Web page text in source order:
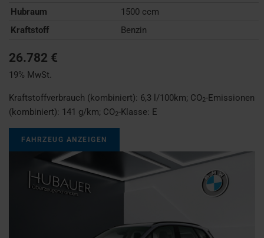
Hubraum
1500 ccm
Kraftstoff
Benzin
26.782 €
19% MwSt.
Kraftstoffverbrauch (kombiniert): 6,3 l/100km; CO2-Emissionen
(kombiniert): 141 g/km; CO2-Klasse: E
FAHRZEUG ANZEIGEN